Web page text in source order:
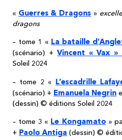
« Guerres & Dragons »
dragons
– tome 1 « La bataille
(scénario) +Vincent « Vax »
Soleil 2024
– tome 2 « L’escadrille
(scénario) + Emanuela Negrin
(dessin) © éditions Soleil 2024
– tome 3 « Le Kongamato»
+ Paolo Antiga (dessin) ©